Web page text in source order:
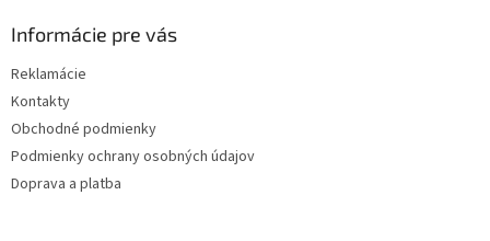
Informácie pre vás
Reklamácie
Kontakty
Obchodné podmienky
Podmienky ochrany osobných údajov
Doprava a platba